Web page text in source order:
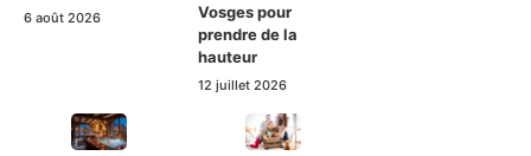
6 août 2026
Vosges pour
prendre de la
hauteur
12 juillet 2026